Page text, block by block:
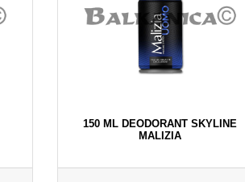
150 ML DEODORANT SKYLINE
MALIZIA